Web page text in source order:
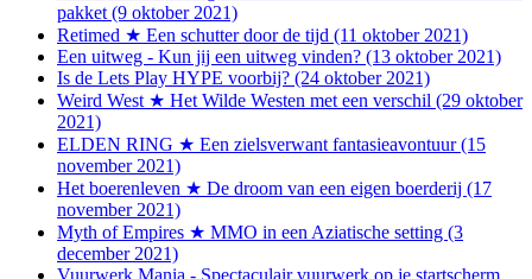
pakket (9 oktober 2021)
Retimed ★ Een schutter door de tijd (11 oktober 2021)
Een uitweg - Kun jij een uitweg vinden? (13 oktober 2021)
Is de Lets Play HYPE voorbij? (24 oktober 2021)
Weird West ★ Het Wilde Westen met een verschil (29 oktober
2021)
ELDEN RING ★ Een zielsverwant fantasieavontuur (15
november 2021)
Het boerenleven ★ De droom van een eigen boerderij (17
november 2021)
Myth of Empires ★ MMO in een Aziatische setting (3
december 2021)
Vuurwerk Mania - Spectaculair vuurwerk op je startscherm